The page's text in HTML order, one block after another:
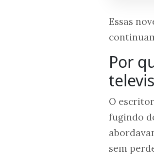
Essas
Por
O
fugindo
sem